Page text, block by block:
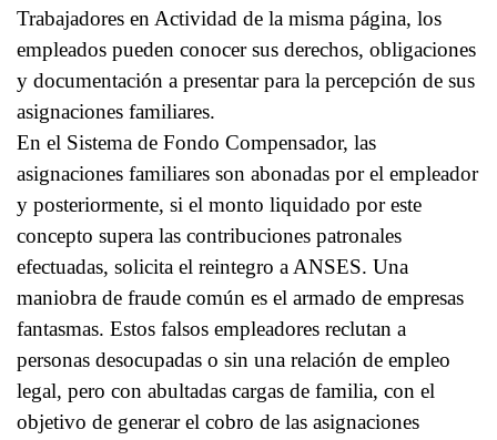
Trabajadores en Actividad de la misma página, los
empleados pueden conocer sus derechos, obligaciones
y documentación a presentar para la percepción de sus
asignaciones familiares.
En el Sistema de Fondo Compensador, las
asignaciones familiares son abonadas por el empleador
y posteriormente, si el monto liquidado por este
concepto supera las contribuciones patronales
efectuadas, solicita el reintegro a ANSES. Una
maniobra de fraude común es el armado de empresas
fantasmas. Estos falsos empleadores reclutan a
personas desocupadas o sin una relación de empleo
legal, pero con abultadas cargas de familia, con el
objetivo de generar el cobro de las asignaciones